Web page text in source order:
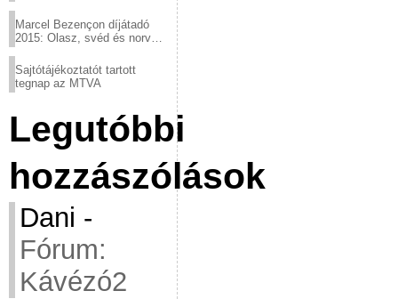
Marcel Bezençon díjátadó
2015: Olasz, svéd és norvég
Sajtótájékoztatót tartott
tegnap az MTVA
Legutóbbi
hozzászólások
Dani -
Fórum:
Kávézó2